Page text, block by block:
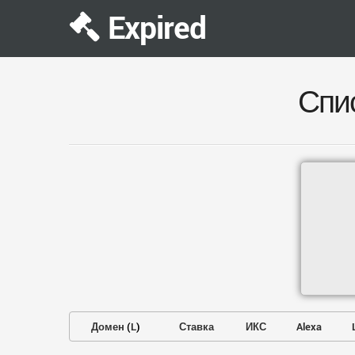
Expired
Домен (L) Ставка ИКС Alexa